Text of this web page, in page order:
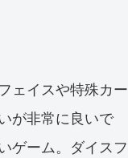
ェイスや特殊カー
が非常に良いで
ゲーム。ダイスフ